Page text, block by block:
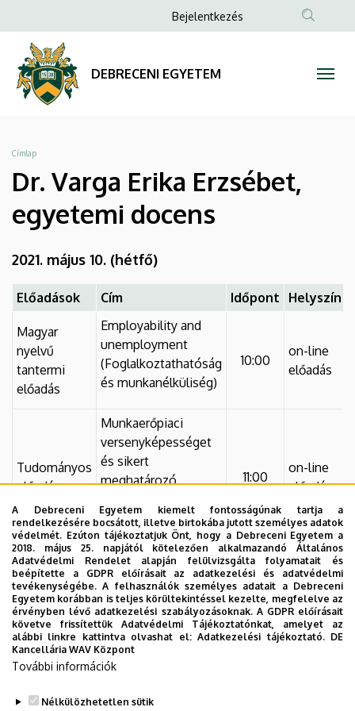
Varga
Erika
Erzsébet,
egyetemi
docens
EGYETEM
a
tartalomra
Anonim
menüje
Bejelentkezés
DEBRECENI EGYETEM
Morzsa
Címlap
Dr. Varga Erika Erzsébet,
egyetemi docens
2021. május 10. (hétfő)
Előadások Cím Időpont Helyszín
Magyar
nyelvű
tantermi
előadás
Employability and
unemployment
(Foglalkoztathatóság
és munkanélküliség)
10:00
on-line
előadás
Tudományos
előadás
Munkaerőpiaci
versenyképességet
és sikert
meghatározó
vizsgálata
11:00
on-line
előadás
Angol nyelvű
tantermi
előadás
Relevant
competencies of
labour market
competitiveness and
success
11:00
on-line
előadás
A Debreceni Egyetem kiemelt fontosságúnak tartja a
rendelkezésére bocsátott, illetve birtokába jutott személyes adatok
védelmét. Ezúton tájékoztatjuk Önt, hogy a Debreceni Egyetem a
2018. május 25. napjától kötelezően alkalmazandó Általános
Adatvédelmi Rendelet alapján felülvizsgálta folyamatait és
beépítette a GDPR előírásait az adatkezelési és adatvédelmi
tevékenységébe. A felhasználók személyes adatait a Debreceni
Egyetem korábban is teljes körültekintéssel kezelte, megfelelve az
érvényben lévő adatkezelési szabályozásoknak. A GDPR előírásait
követve frissítettük Adatvédelmi Tájékoztatónkat, amelyet az
alábbi linkre kattintva olvashat el:Adatkezelési tájékoztató. DE
Kancellária WAV Központ
További információk
Nélkülözhetetlen sütik